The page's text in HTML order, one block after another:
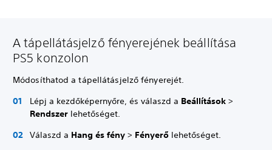
A tápellátásjelző fényerejének beállítása
PS5 konzolon
Módosíthatod a tápellátásjelző fényerejét.
Lépj a kezdőképernyőre, és válaszd a Beállítások >
Rendszer lehetőséget.
Válaszd a Hang és fény > Fényerő lehetőséget.